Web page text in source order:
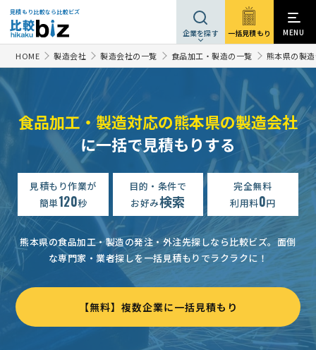
見積もり比較なら比較ビズ
企業を探す 一括見積もり MENU
HOME 製造会社 製造会社の一覧 食品加工・製造の一覧 熊本県の製
食品加工・製造対応の熊本県の製造会社
に一括で見積もりする
見積もり作業が
簡単120秒
目的・条件で
お好み検索
完全無料
利用料0円
熊本県の食品加工・製造の発注・外注先探しなら比較ビズ。面倒
な専門家・業者探しを一括見積もりでラクラクに！
【無料】複数企業に一括見積もり